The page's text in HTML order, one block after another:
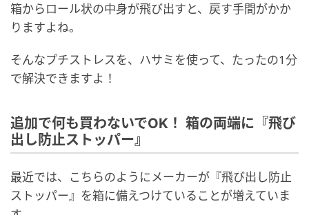
箱からロール状の中身が飛び出すと、戻す手間がかか
りますよね。
そんなプチストレスを、ハサミを使って、たったの1分
で解決できますよ！
追加で何も買わないでOK！ 箱の両端に『飛び
出し防止ストッパー』
最近では、こちらのようにメーカーが『飛び出し防止
ストッパー』を箱に備えつけていることが増えていま